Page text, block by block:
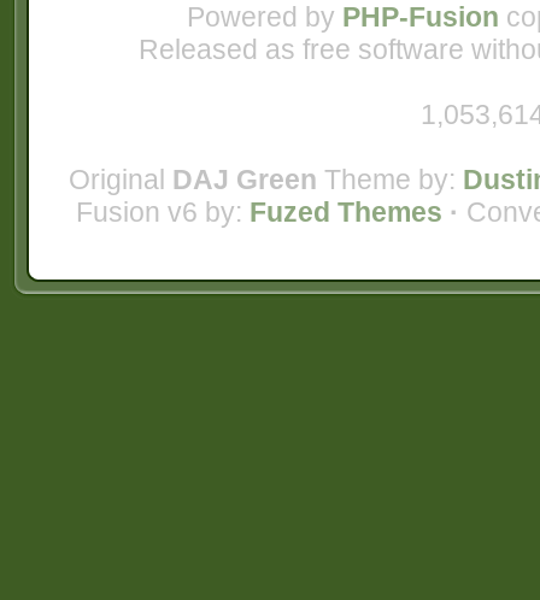
Powered by PHP-Fusion
Released as free software
Original DAJ Green Theme by:
Fusion v6 by: Fuzed Themes ·